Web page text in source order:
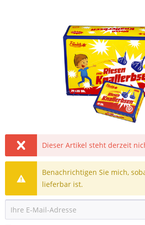
Dieser Artikel steht derzeit
Benachrichtigen Sie mich,
lieferbar ist.